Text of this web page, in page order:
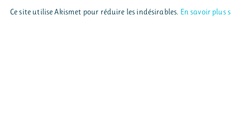
Ce site utilise Akismet pour réduire les indésirables. En savoir plus